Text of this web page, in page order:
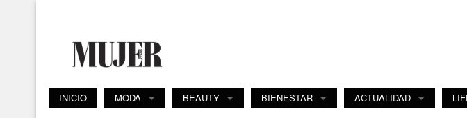
INICIO MODA BEAUTY BIENESTAR ACTUALIDAD